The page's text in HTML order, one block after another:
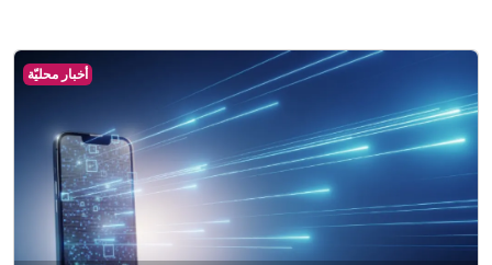
أخبار محليّة